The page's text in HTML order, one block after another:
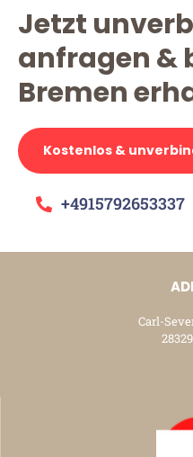
Jetzt
anfragen &
Bremen
Kostenlos &
+4915792653337
Carl-